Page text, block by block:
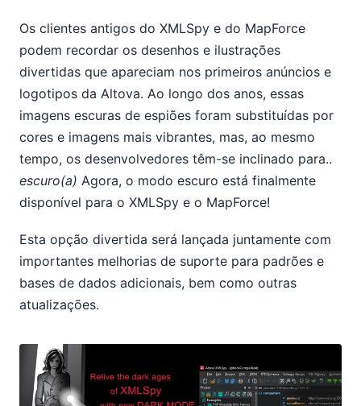
Os clientes antigos do XMLSpy e do MapForce
podem recordar os desenhos e ilustrações
divertidas que apareciam nos primeiros anúncios e
logotipos da Altova. Ao longo dos anos, essas
imagens escuras de espiões foram substituídas por
cores e imagens mais vibrantes, mas, ao mesmo
tempo, os desenvolvedores têm-se inclinado para..
escuro(a) Agora, o modo escuro está finalmente
disponível para o XMLSpy e o MapForce!
Esta opção divertida será lançada juntamente com
importantes melhorias de suporte para padrões e
bases de dados adicionais, bem como outras
atualizações.